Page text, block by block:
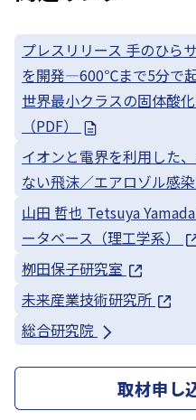
プレスリリース 手のひら
を開発—600℃まで5分で
世界最小クラスの固体酸
（PDF）
イオンと電界を利用した
ない飛沫／エアロゾル感
山田 哲也 Tetsuya
ータベース（理工学系）
栁田保子研究室
未来産業技術研究所
総合研究院
取材申し